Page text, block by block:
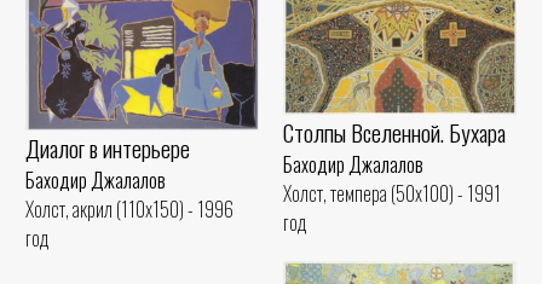
Диалог в интерьере
Баходир Джалалов
Холст, акрил (110x150) - 1996
год
Столпы Вселенной. Бухара
Баходир Джалалов
Холст, темпера (50x100) - 1991
год